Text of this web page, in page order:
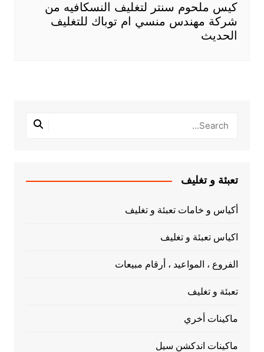
كيس ملحوم سنتر لتغليف النسكافيه من
شركة مهندس منسي ام توباك للتغليف
الحديث
تعبئة و تغليف
أكياس و خامات تعبئة و تغليف
اكياس تعبئة و تغليف
الفروع ، المواعيد ، أرقام مبيعات
تعبئة و تغليف
ماكينات أخري
ماكينات اندكشن سيل